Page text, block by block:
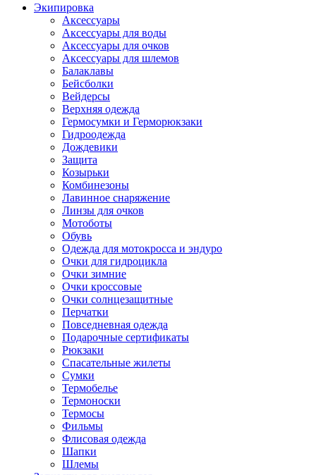
Экипировка
Аксессуары
Аксессуары для воды
Аксессуары для очков
Аксессуары для шлемов
Балаклавы
Бейсболки
Вейдерсы
Верхняя одежда
Гермосумки и Герморюкзаки
Гидроодежда
Дождевики
Защита
Козырьки
Комбинезоны
Лавинное снаряжение
Линзы для очков
Мотоботы
Обувь
Одежда для мотокросса и эндуро
Очки для гидроцикла
Очки зимние
Очки кроссовые
Очки солнцезащитные
Перчатки
Повседневная одежда
Подарочные сертификаты
Рюкзаки
Спасательные жилеты
Сумки
Термобелье
Термоноски
Термосы
Фильмы
Флисовая одежда
Шапки
Шлемы